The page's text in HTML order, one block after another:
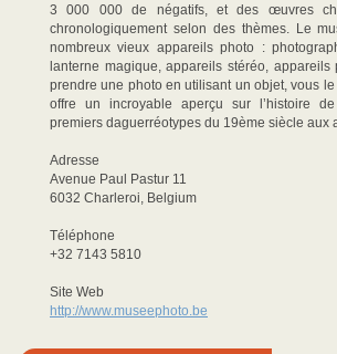
3 000 000 de négatifs, et des œuvres
chronologiquement selon des thèmes. Le
nombreux vieux appareils photo :
lanterne magique, appareils stéréo,
prendre une photo en utilisant un objet, vous
offre un incroyable aperçu sur l’histoire
premiers daguerréotypes du 19ème siècle aux
Adresse
Avenue Paul Pastur 11
6032 Charleroi, Belgium
Téléphone
+32 7143 5810
Site Web
http://www.museephoto.be